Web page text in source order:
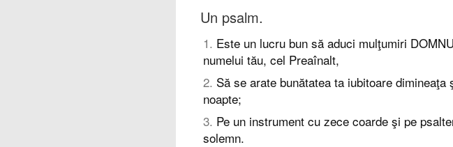
Un psalm.
1. Este un lucru bun să aduci mulţumiri
numelui tău, cel Preaînalt,
2. Să se arate bunătatea ta iubitoare
noapte;
3. Pe un instrument cu zece coarde şi pe
solemn.